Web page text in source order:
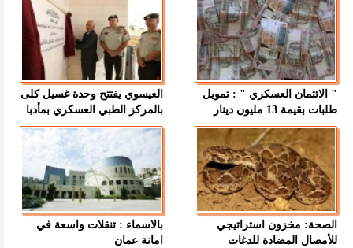
" الائتمان العسكري " : تمويل
طلبات بقيمة 13 مليون دينار
العيسوي يفتتح وحدة غسيل كلى
بالمركز الطبي العسكري بمأدبا
الصحة: مخزون استراتيجي
للأمصال المضادة للدغات
بالاسماء : تنقلات واسعة في
امانة عمان